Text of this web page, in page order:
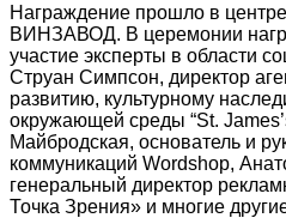
Награждение прошло в
ВИНЗАВОД. В церемонии
участие эксперты в области
Струан Симпсон, директор
развитию, культурному
окружающей среды “St.
Майбродская, основатель и
коммуникаций Wordshop,
генеральный директор
Точка Зрения» и многие